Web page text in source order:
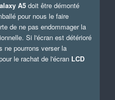
A5 doit être démonté
pour nous le faire
de ne pas endommager la
Si l'écran est détérioré
ne pourrons verser la
le rachat de l'écran LCD